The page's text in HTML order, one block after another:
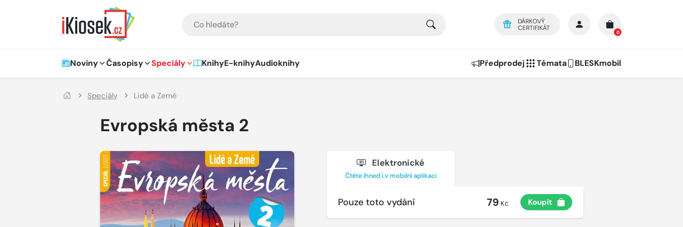
DÁRKOVÝ
CERTIFIKÁT
0
Hlavní navigace
Noviny Časopisy Speciály KnihyE-knihyAudioknihy Předprodej Témata BLESKmobil
Speciály Lidé a Země
Evropská města 2
Elektronické
Čtěte ihned i v mobilní aplikaci
Pouze toto vydání 79 Kč Koupit